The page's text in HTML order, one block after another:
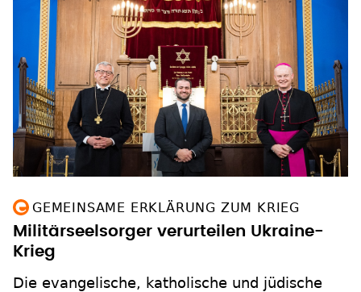
GEMEINSAME ERKLÄRUNG ZUM KRIEG
Militärseelsorger verurteilen Ukraine-
Krieg
Die evangelische, katholische und jüdische